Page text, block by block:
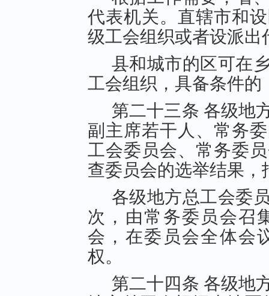
代表机关。直辖市和
级工会组织或者设派出
县和城市的区可在
工会组织，具备条件的
第二十三条 各级地
副主席若干人、常务
工会委员会、常务委
查委员会的选举结果
各级地方总工会委
次，由常务委员会召
会，在委员会全体会
权。
第二十四条 各级地